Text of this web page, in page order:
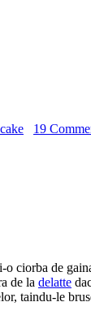
19
o ciorba de
de la delatte
taindu-le